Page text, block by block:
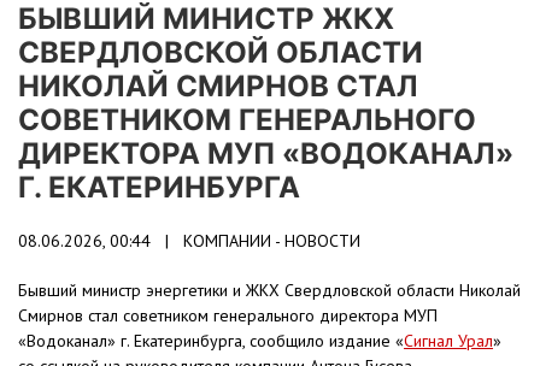
БЫВШИЙ МИНИСТР ЖКХ
СВЕРДЛОВСКОЙ ОБЛАСТИ
НИКОЛАЙ СМИРНОВ СТАЛ
СОВЕТНИКОМ ГЕНЕРАЛЬНОГО
ДИРЕКТОРА МУП «ВОДОКАНАЛ»
Г. ЕКАТЕРИНБУРГА
08.06.2026, 00:44 | КОМПАНИИ - НОВОСТИ
Бывший министр энергетики и ЖКХ Свердловской области Николай
Смирнов стал советником генерального директора МУП
«Водоканал» г. Екатеринбурга, сообщило издание «Сигнал Урал»